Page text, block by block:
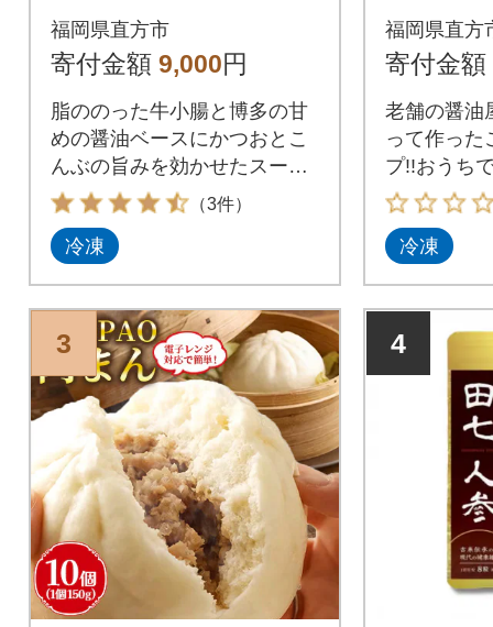
5セット) 醤油味
福岡県直方市
寄付金額 9,000円
脂ののった牛小腸と博多の甘
めの醤油ベースにかつおとこ
んぶの旨みを効かせたスープ
のセット10人前です!
（3件）
冷凍
もつ鍋
もつ
福岡県直方
寄付金額
老舗の醤油
って作った
プ!!おうち
わえます
冷凍
3 4